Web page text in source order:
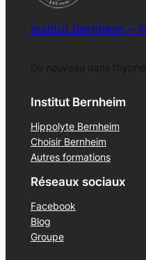
Institut Bernheim –
Institut Bernheim
Hippolyte Bernheim
Choisir Bernheim
Autres formations
Réseaux sociaux
Facebook
Blog
Groupe